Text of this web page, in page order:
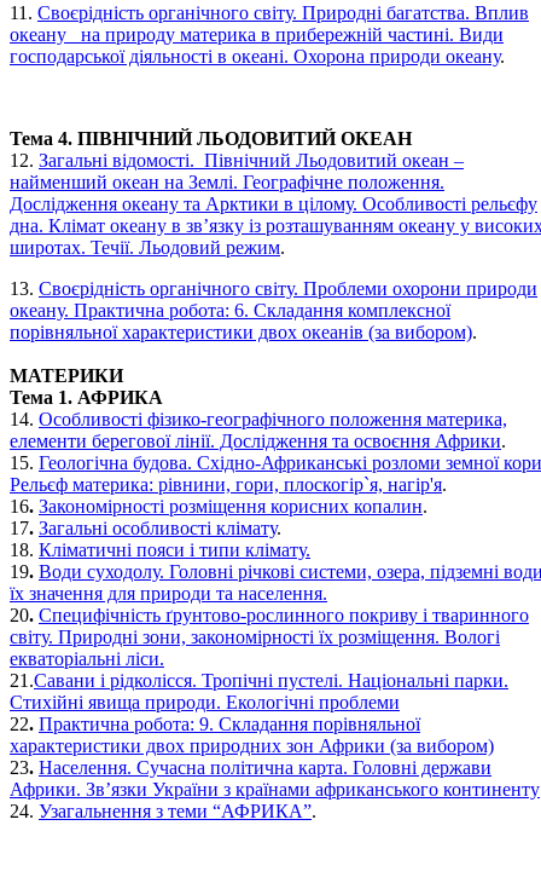
11. Своєрідність органічного світу. Природні багатства. Вплив
океану на природу материка в прибережній частині. Види
господарської діяльності в океані. Охорона природи океану.
Тема 4. ПІВНІЧНИЙ ЛЬОДОВИТИЙ ОКЕАН
12. Загальні відомості. Північний Льодовитий океан –
найменший океан на Землі. Географічне положення.
Дослідження океану та Арктики в цілому. Особливості рельєфу
дна. Клімат океану в зв’язку із розташуванням океану у
широтах. Течії. Льодовий режим.
13. Своєрідність органічного світу. Проблеми охорони природи
океану. Практична робота: 6. Складання комплексної
порівняльної характеристики двох океанів (за вибором).
МАТЕРИКИ
Тема 1. АФРИКА
14. Особливості фізико-географічного положення материка,
елементи берегової лінії. Дослідження та освоєння Африки.
15. Геологічна будова. Східно-Африканські розломи земної
Рельєф материка: рівнини, гори, плоскогір`я, нагір'я.
16. Закономірності розміщення корисних копалин.
17. Загальні особливості клімату.
18. Кліматичні пояси і типи клімату.
19. Води суходолу. Головні річкові системи, озера, підземні
їх значення для природи та населення.
20. Специфічність ґрунтово-рослинного покриву і тваринного
світу. Природні зони, закономірності їх розміщення. Вологі
екваторіальні ліси.
21.Савани і рідколісся. Тропічні пустелі. Національні парки.
Стихійні явища природи. Екологічні проблеми
22. Практична робота: 9. Складання порівняльної
характеристики двох природних зон Африки (за вибором)
23. Населення. Сучасна політична карта. Головні держави
Африки. Зв’язки України з країнами африканського континенту
24. Узагальнення з теми “АФРИКА”.